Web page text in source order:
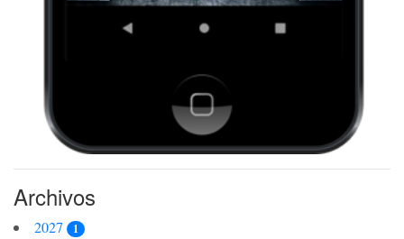
Archivos
2027 1